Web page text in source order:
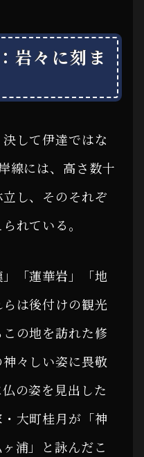
岩々に刻ま
決して伊達ではな
線には、高さ数十
し、そのそれぞ
れている。
」「蓮華岩」「地
は後付けの観光
の地を訪れた修
々しい姿に畏敬
の姿を見出した
大町桂月が「神
浦」と詠んだこ